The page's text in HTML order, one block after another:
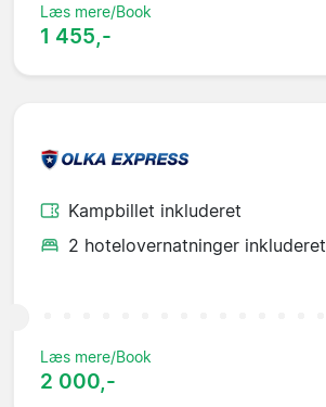
Læs mere/Book
1 455,-
Kampbillet inkluderet
2 hotelovernatninger inkluderet
Læs mere/Book
2 000,-